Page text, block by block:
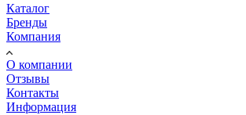
Каталог
Бренды
Компания
О компании
Отзывы
Контакты
Информация